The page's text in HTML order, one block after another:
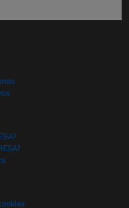
ventana)
(abre en nueva ventana)
(abre en nueva ventana)